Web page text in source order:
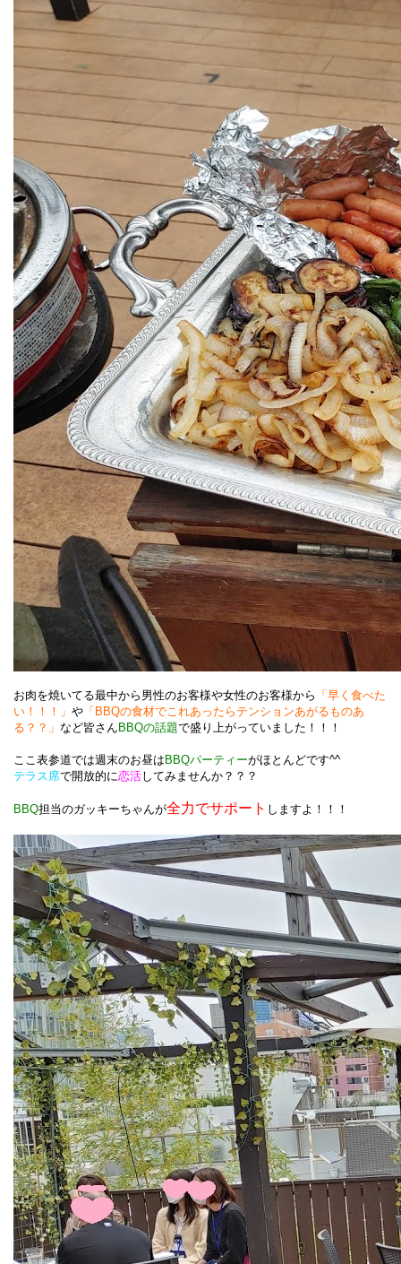
お肉を焼いてる最中から男性のお客様や女性のお客様から 「早く食べた
い！！！」 や 「BBQの食材でこれあったらテンションあがるものあ
る？？」 など皆さん BBQの話題で盛り上がっていました！！！
ここ表参道では週末のお昼は BBQパーティーがほとんどです^^
テラス席で開放的に恋活してみませんか？？？
BBQ担当のガッキーちゃんが全力でサポート しますよ！！！